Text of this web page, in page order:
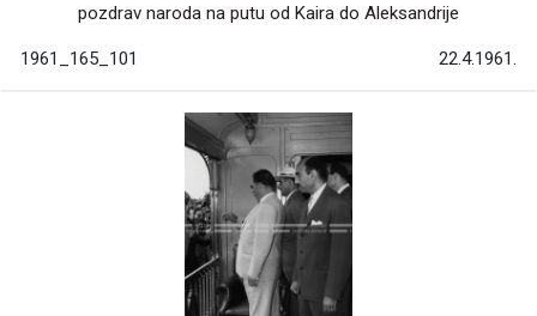
pozdrav naroda na putu od Kaira do Aleksandrije
1961_165_101 22.4.1961.